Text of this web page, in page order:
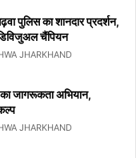
पुलिस का शानदार प्रदर्शन,
चैंपियन
JHARKHAND
जागरूकता अभियान,
JHARKHAND